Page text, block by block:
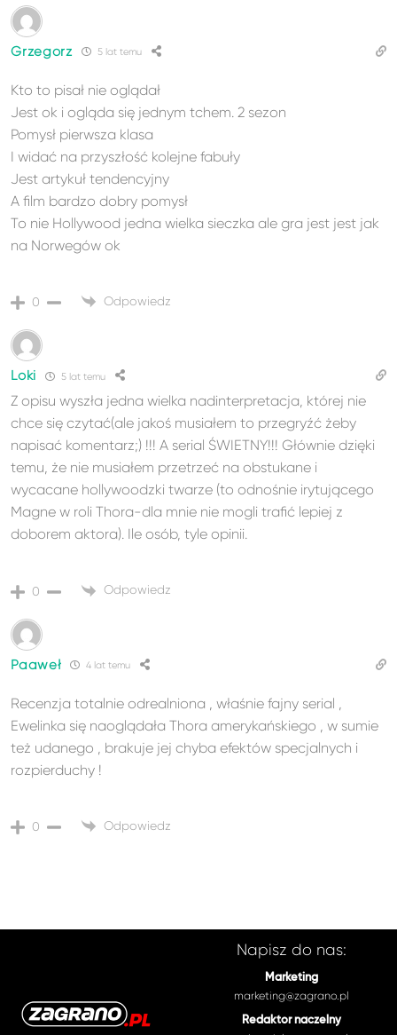
Grzegorz 5 lat temu
Kto to pisał nie oglądał
Jest ok i ogląda się jednym tchem. 2 sezon
Pomysł pierwsza klasa
I widać na przyszłość kolejne fabuły
Jest artykuł tendencyjny
A film bardzo dobry pomysł
To nie Hollywood jedna wielka sieczka ale gra jest jest jak
na Norwegów ok
0 Odpowiedz
Loki 5 lat temu
Z opisu wyszła jedna wielka nadinterpretacja, której nie
chce się czytać(ale jakoś musiałem to przegryźć żeby
napisać komentarz;) !!! A serial ŚWIETNY!!! Głównie dzięki
temu, że nie musiałem przetrzeć na obstukane i
wycacane hollywoodzki twarze (to odnośnie irytującego
Magne w roli Thora-dla mnie nie mogli trafić lepiej z
doborem aktora). Ile osób, tyle opinii.
0 Odpowiedz
Paaweł 4 lat temu
Recenzja totalnie odrealniona , właśnie fajny serial ,
Ewelinka się naoglądała Thora amerykańskiego , w sumie
też udanego , brakuje jej chyba efektów specjalnych i
rozpierduchy !
0 Odpowiedz
Napisz do nas:
Marketing
marketing@zagrano.pl
Redaktor naczelny